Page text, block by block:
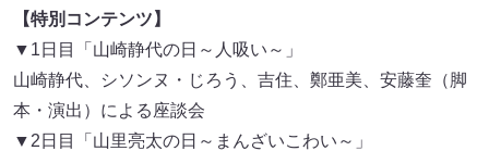
【特別コンテンツ】
▼1日目「山崎静代の日～人吸い～」
山崎静代、シソンヌ・じろう、吉住、鄭亜美、安藤奎（脚
本・演出）による座談会
▼2日目「山里亮太の日～まんざいこわい～」